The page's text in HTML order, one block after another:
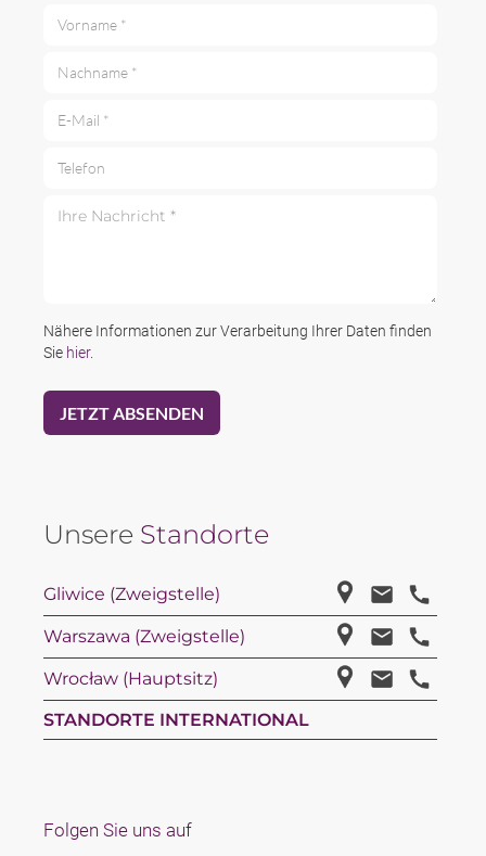
Nähere Informationen zur Verarbeitung Ihrer Daten finden
Sie hier.
Unsere Standorte
Gliwice (Zweigstelle)
Warszawa (Zweigstelle)
Wrocław (Hauptsitz)
STANDORTE INTERNATIONAL
Folgen Sie uns auf